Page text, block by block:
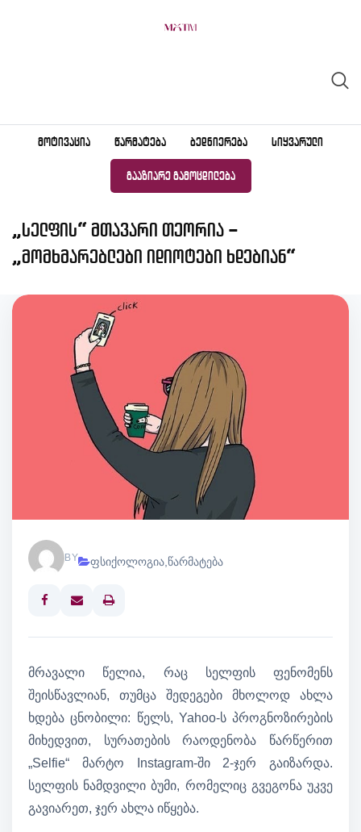
ᲛᲝᲢᲘᲕᲐᲪᲘᲐ ᲬᲐᲠᲛᲐᲢᲔᲑᲐ ᲑᲔᲓᲜᲘᲔᲠᲔᲑᲐ ᲡᲘᲧᲕᲐᲠᲣᲚᲘ
ᲒᲐᲐᲖᲘᲐᲠᲔ ᲒᲐᲛᲝᲪᲓᲘᲚᲔᲑᲐ
„სელფის“ მთავარი თეორია –
„მომხმარებლები იდიოტები ხდებიან“
BY ფსიქოლოგია,წარმატება
Print
მრავალი წელია, რაც სელფის ფენომენს
შეისწავლიან, თუმცა შედეგები მხოლოდ ახლა
ხდება ცნობილი: წელს, Yahoo-ს პროგნოზირების
მიხედვით, სურათების რაოდენობა წარწერით
„Selfie“ მარტო Instagram-ში 2-ჯერ გაიზარდა.
სელფის ნამდვილი ბუმი, რომელიც გვეგონა უკვე
გავიარეთ, ჯერ ახლა იწყება.